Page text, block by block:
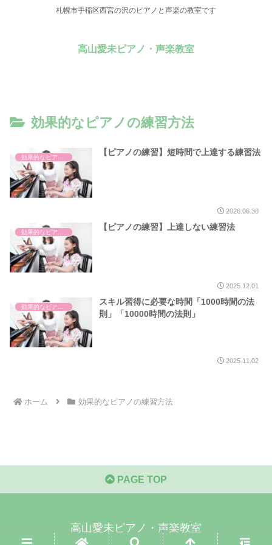
札幌市手稲区西宮の沢のピアノと声楽の教室です
高山愛未ピアノ・声楽教室
効果的なピアノの練習方法
効果的なピアノの練習方法
【ピアノの練習】短時間で上達する練習法
2026.06.30
効果的なピアノの練習方法
【ピアノの練習】上達しない練習法
2025.12.01
スキル習得に必要な時間「1000時間の法
則」「10000時間の法則」
2025.11.02
ホーム 効果的なピアノの練習方法
PAGE TOP
高山愛未ピアノ・声楽教室